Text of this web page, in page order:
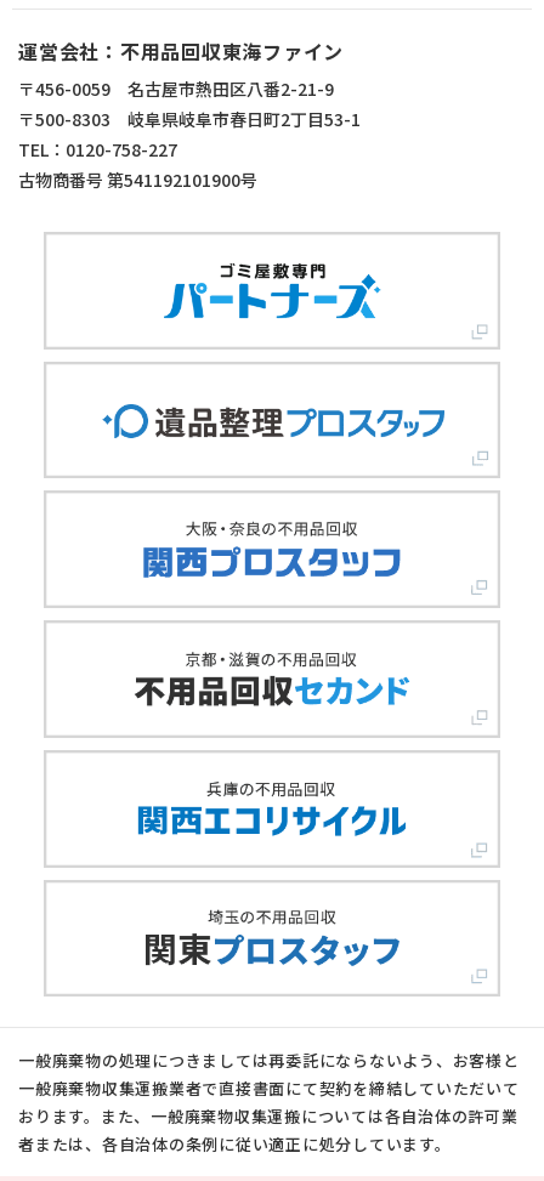
運営会社：不用品回収東海ファイン
〒456-0059 名古屋市熱田区八番2-21-9
〒500-8303 岐阜県岐阜市春日町2丁目53-1
TEL：0120-758-227
古物商番号 第541192101900号
一般廃棄物の処理につきましては再委託にならないよう、お客様と
一般廃棄物収集運搬業者で直接書面にて契約を締結していただいて
おります。また、一般廃棄物収集運搬については各自治体の許可業
者または、各自治体の条例に従い適正に処分しています。